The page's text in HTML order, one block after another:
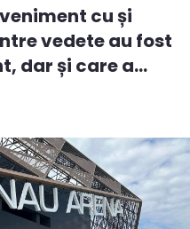
cu și
vedete au fost
dar și care a